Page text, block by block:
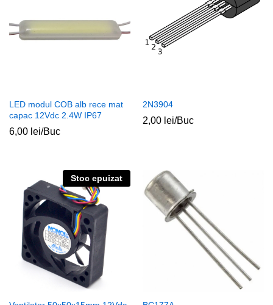
LED modul COB alb rece mat
capac 12Vdc 2.4W IP67
6,00 lei/Buc
2N3904
2,00 lei/Buc
Stoc epuizat